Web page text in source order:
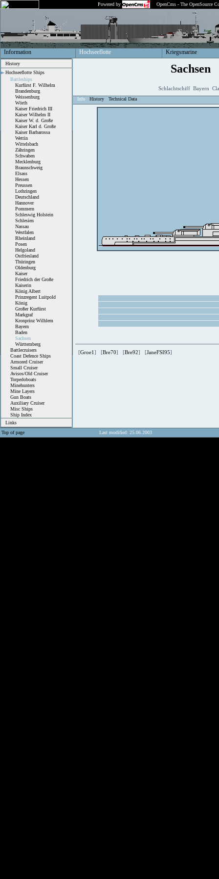
Powered by OpenCms - The OpenSource
Information Hochseeflotte Kriegsmarine
History
Hochseeflotte Ships
Battleships
Kurfürst F. Wilhelm
Brandenburg
Weissenburg
Wörth
Kaiser Friedrich III
Kaiser Wilhelm II
Kaiser W. d. Große
Kaiser Karl d. Große
Kaiser Barbarossa
Wettin
Wittelsbach
Zähringen
Schwaben
Mecklenburg
Braunschweig
Elsass
Hessen
Preussen
Lothringen
Deutschland
Hannover
Pommern
Schleswig Holstein
Schlesien
Nassau
Westfalen
Rheinland
Posen
Helgoland
Ostfriesland
Thüringen
Oldenburg
Kaiser
Friedrich der Große
Kaiserin
König Albert
Prinzregent Luitpold
König
Großer Kurfürst
Markgraf
Kronprinz Wilhlem
Bayern
Baden
Sachsen
Württemberg
Battlecruisers
Coast Defence Ships
Armored Cruiser
Small Cruiser
Avisos/Old Cruiser
Torpedoboats
Minehunters
Mine Layers
Gun Boats
Auxiliary Cruiser
Misc Ships
Ship Index
Links
Sachsen
Schlachtschiff Bayern
Info History Technical Data
[Groe1] [Bre70] [Bre92] [JaneFSI95]
Top of page Last modified: 25.06.2003